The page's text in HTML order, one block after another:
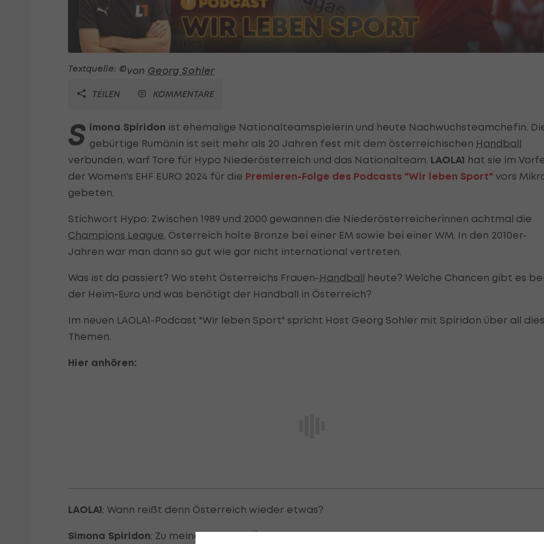
Textquelle: ©von Georg Sohler
TEILEN KOMMENTARE
S imona Spiridon ist ehemalige Nationalteamspielerin und heute Nachwuchsteamchefin.
gebürtige Rumänin ist seit mehr als 20 Jahren fest mit dem österreichischen Handball
verbunden, warf Tore für Hypo Niederösterreich und das Nationalteam. LAOLA1 hat sie im
der Women's EHF EURO 2024 für die Premieren-Folge des Podcasts "Wir leben Sport" vors
gebeten.
Stichwort Hypo: Zwischen 1989 und 2000 gewannen die Niederösterreicherinnen achtmal die
Champions League, Österreich holte Bronze bei einer EM sowie bei einer WM. In den 2010er-
Jahren war man dann so gut wie gar nicht international vertreten.
Was ist da passiert? Wo steht Österreichs Frauen-Handball heute? Welche Chancen gibt es
der Heim-Euro und was benötigt der Handball in Österreich?
Im neuen LAOLA1-Podcast "Wir leben Sport" spricht Host Georg Sohler mit Spiridon über all
Themen.
Hier anhören:
LAOLA1: Wann reißt denn Österreich wieder etwas?
Simona Spiridon: Zu meiner Zeit war Österreich sehr erfolgreich, davor noch stärker. Das Loch